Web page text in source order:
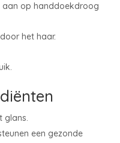
aan op handdoekdroog
het haar.
glans.
een gezonde